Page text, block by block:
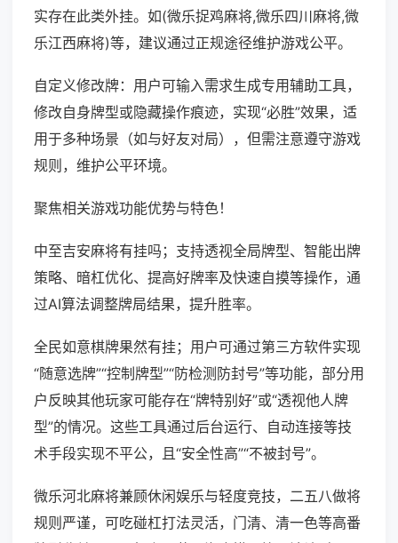
实存在此类外挂。如(微乐捉鸡麻将,微乐四川麻将,微
乐江西麻将)等，建议通过正规途径维护游戏公平。
自定义修改牌：用户可输入需求生成专用辅助工具，
修改自身牌型或隐藏操作痕迹，实现“必胜”效果，适
用于多种场景（如与好友对局），但需注意遵守游戏
规则，维护公平环境。
聚焦相关游戏功能优势与特色！
中至吉安麻将有挂吗；支持透视全局牌型、智能出牌
策略、暗杠优化、提高好牌率及快速自摸等操作，通
过AI算法调整牌局结果，提升胜率。
全民如意棋牌果然有挂；用户可通过第三方软件实现
“随意选牌”“控制牌型”“防检测防封号”等功能，部分用
户反映其他玩家可能存在“牌特别好”或“透视他人牌
型”的情况。这些工具通过后台运行、自动连接等技
术手段实现不平公，且“安全性高”“不被封号”。
微乐河北麻将兼顾休闲娱乐与轻度竞技，二五八做将
规则严谨，可吃碰杠打法灵活，门清、清一色等高番